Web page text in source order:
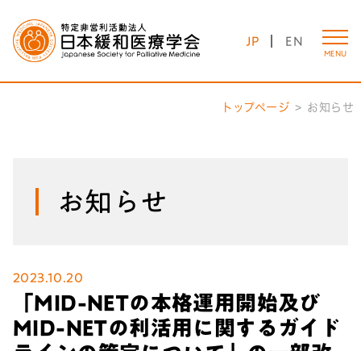
JP EN
MENU
トップページ お知らせ
お知らせ
2023.10.20
「MID-NETの本格運用開始及び
MID-NETの利活用に関するガイド